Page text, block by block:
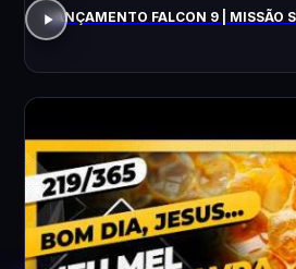
LANÇAMENTO FALCON 9 | MISSÃO